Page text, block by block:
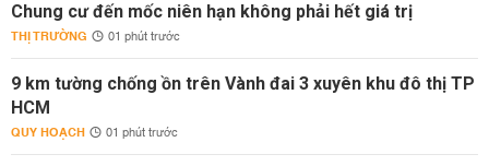
Chung cư đến mốc niên hạn không phải hết giá trị
THỊ TRƯỜNG 01 phút trước
9 km tường chống ồn trên Vành đai 3 xuyên khu đô thị TP
HCM
QUY HOẠCH 01 phút trước